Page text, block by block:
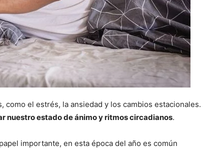
el estrés, la ansiedad y los cambios estacionales.
nuestro estado de ánimo y ritmos circadianos.
importante, en esta época del año es común